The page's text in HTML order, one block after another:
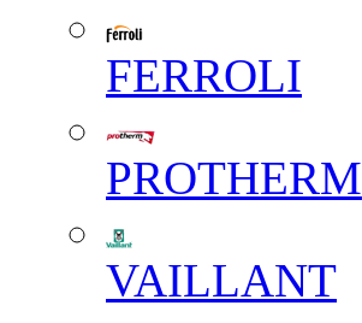
FERROLI
PROTHERM
VAILLANT